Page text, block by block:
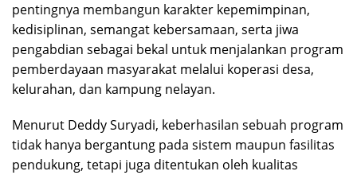
pentingnya membangun karakter kepemimpinan,
kedisiplinan, semangat kebersamaan, serta jiwa
pengabdian sebagai bekal untuk menjalankan program
pemberdayaan masyarakat melalui koperasi desa,
kelurahan, dan kampung nelayan.
Menurut Deddy Suryadi, keberhasilan sebuah program
tidak hanya bergantung pada sistem maupun fasilitas
pendukung, tetapi juga ditentukan oleh kualitas